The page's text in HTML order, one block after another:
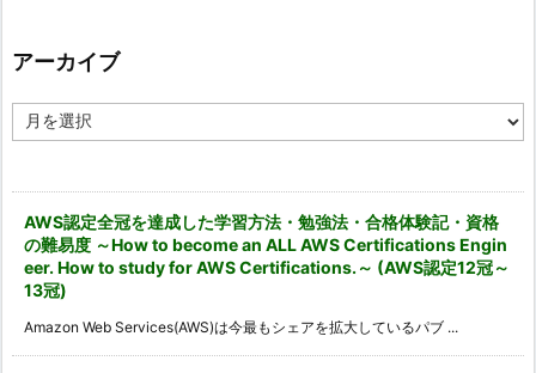
ー
アーカイブ
ー
AWS認定全冠を達成した学習方法・勉強法・合格体験記・資格
の難易度 ～How to become an ALL AWS Certifications Engin
eer. How to study for AWS Certifications.～ (AWS認定12冠～
13冠)
Amazon Web Services(AWS)は今最もシェアを拡大しているパブ ...